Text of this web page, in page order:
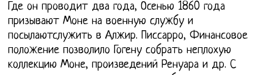
Где он проводит два года, Осенью 1860 года
призывают Моне на военную службу и
посылаютслужить в Алжир. Писсарро, Финансовое
положение позволило Гогену собрать неплохую
коллекцию Моне, произведений Ренуара и др. С